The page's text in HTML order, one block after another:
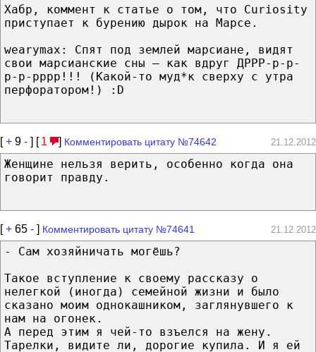
Хабр, коммент к статье о том, что Curiosity
приступает к бурению дырок на Марсе.
wearymax: Спят под землей марсиане, видят
свои марсианские сны — как вдруг ДРРР-р-р-
р-р-рррр!!! (Какой-то муд*к сверху с утра
перфоратором!) :D
[+ 9 - ] [ 1 ] Комментировать цитату №74642 21.12.2012
Женщине нельзя верить, особенно когда она
говорит правду.
[+ 65 - ] Комментировать цитату №74641 21.12.2012
- Сам хозяйничать могёшь?
Такое вступление к своему рассказу о
нелегкой (иногда) семейной жизни и было
сказано моим однокашником, заглянувшего к
нам на огонек.
А перед этим я чей-то взъелся на жену.
Тарелки, видите ли, дорогие купила. И я ей